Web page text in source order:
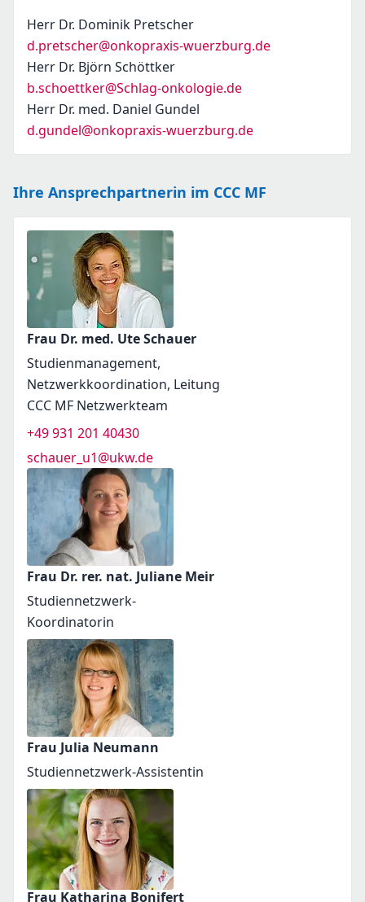
Herr Dr. Dominik Pretscher
d.pretscher@onkopraxis-wuerzburg.de
Herr Dr. Björn Schöttker
b.schoettker@Schlag-onkologie.de
Herr Dr. med. Daniel Gundel
d.gundel@onkopraxis-wuerzburg.de
Ihre Ansprechpartnerin im CCC MF
Frau Dr. med. Ute Schauer
Studienmanagement,
Netzwerkkoordination, Leitung
CCC MF Netzwerkteam
+49 931 201 40430
schauer_u1@ukw.de
Frau Dr. rer. nat. Juliane Meir
Studiennetzwerk-
Koordinatorin
Frau Julia Neumann
Studiennetzwerk-Assistentin
Frau Katharina Bonifert